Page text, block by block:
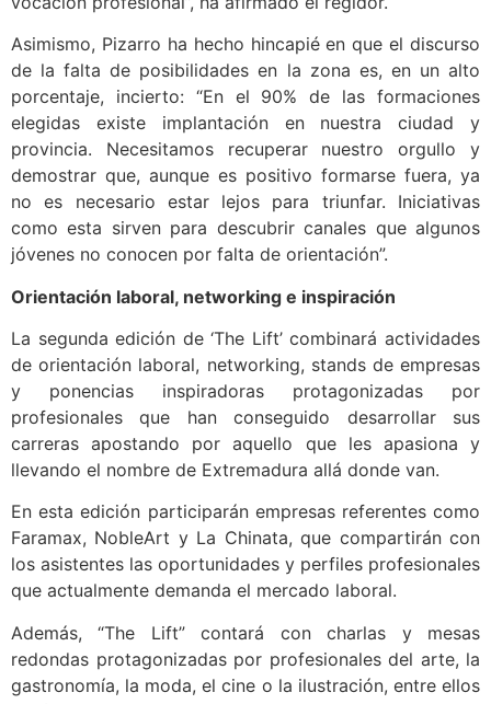
vocación profesional”, ha afirmado el regidor.
Asimismo, Pizarro ha hecho hincapié en que el discurso
de la falta de posibilidades en la zona es, en un alto
porcentaje, incierto: “En el 90% de las formaciones
elegidas existe implantación en nuestra ciudad y
provincia. Necesitamos recuperar nuestro orgullo y
demostrar que, aunque es positivo formarse fuera, ya
no es necesario estar lejos para triunfar. Iniciativas
como esta sirven para descubrir canales que algunos
jóvenes no conocen por falta de orientación”.
Orientación laboral, networking e inspiración
La segunda edición de ‘The Lift’ combinará actividades
de orientación laboral, networking, stands de empresas
y ponencias inspiradoras protagonizadas por
profesionales que han conseguido desarrollar sus
carreras apostando por aquello que les apasiona y
llevando el nombre de Extremadura allá donde van.
En esta edición participarán empresas referentes como
Faramax, NobleArt y La Chinata, que compartirán con
los asistentes las oportunidades y perfiles profesionales
que actualmente demanda el mercado laboral.
Además, “The Lift” contará con charlas y mesas
redondas protagonizadas por profesionales del arte, la
gastronomía, la moda, el cine o la ilustración, entre ellos